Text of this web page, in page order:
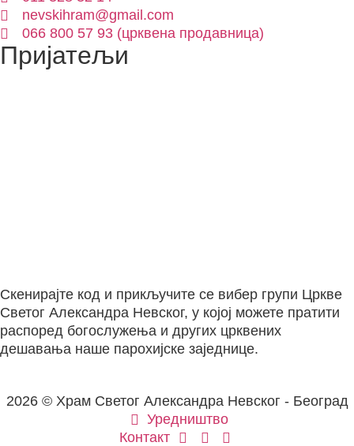
nevskihram@gmail.com
066 800 57 93 (црквена продавница)
Пријатељи
Скенирајте код и прикључите се вибер групи Цркве
Светог Александра Невског, у којој можете пратити
распоред богослужења и других црквених
дешавања наше парохијске заједнице.
2026 © Храм Светог Александра Невског - Београд
Уредништво
Контакт